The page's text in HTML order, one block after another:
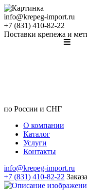
info@krepeg-import.ru
+7 (831) 410-82-22
Поставки крепежа и
по России и СНГ
О компании
Каталог
Услуги
Контакты
info@krepeg-import.ru
+7 (831) 410-82-22